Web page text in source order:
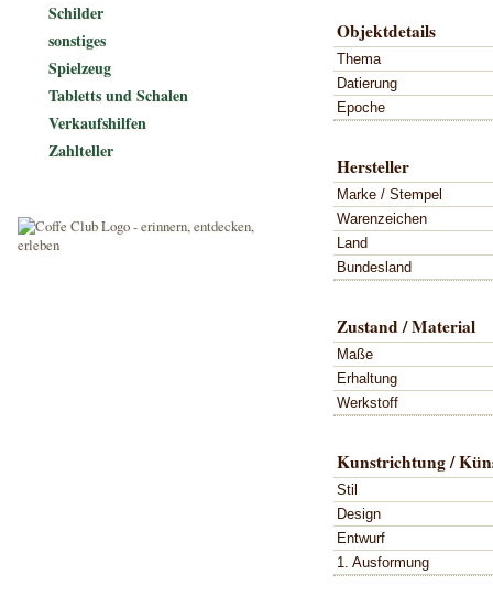
Objektdetails
Thema
Datierung
Epoche
Hersteller
Marke / Stempel
Warenzeichen
Land
Bundesland
Zustand / Material
Maße
Erhaltung
Werkstoff
Kunstrichtung /
Stil
Design
Entwurf
1. Ausformung
Schilder
sonstiges
Spielzeug
Tabletts und Schalen
Verkaufshilfen
Zahlteller